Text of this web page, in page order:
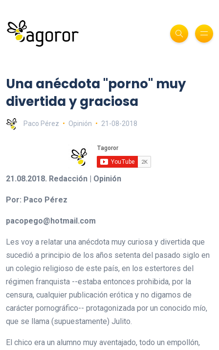
Una anécdota "porno" muy
divertida y graciosa
Paco Pérez Opinión 21-08-2018
21.08.2018. Redacción | Opinión
Por: Paco Pérez
pacopego@hotmail.com
Les voy a relatar una anécdota muy curiosa y divertida que
sucedió a principio de los años setenta del pasado siglo en
un colegio religioso de este país, en los estertores del
régimen franquista --estaba entonces prohibida, por la
censura, cualquier publicación erótica y no digamos de
carácter pornográfico-- protagonizada por un conocido mío,
que se llama (supuestamente) Julito.
El chico era un alumno muy aventajado, todo un empollón,